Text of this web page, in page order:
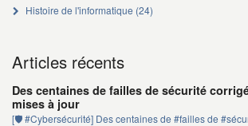
Histoire de l'informatique (24)
Articles récents
Des centaines de failles de sécurité
mises à jour
[🛡️ #Cybersécurité] Des centaines de #failles de